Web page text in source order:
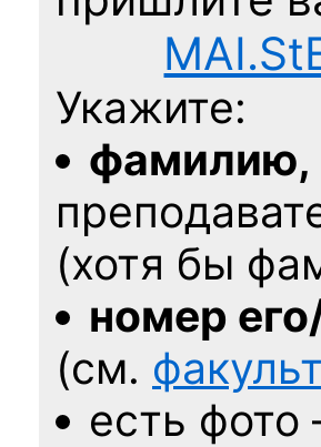
Укажите:
фамилию,
(хотя бы
номер
(см.
есть